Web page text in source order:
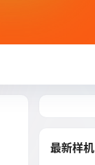
最新样机